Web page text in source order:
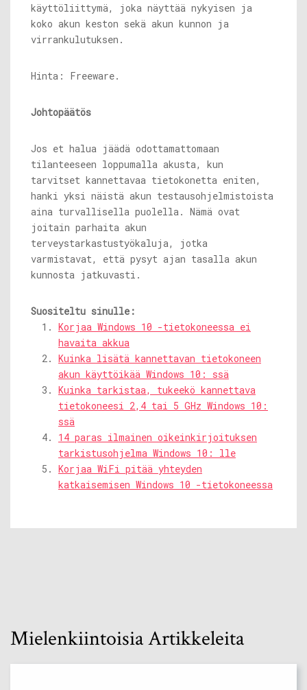
käyttöliittymä, joka näyttää nykyisen ja
koko akun keston sekä akun kunnon ja
virrankulutuksen.
Hinta: Freeware.
Johtopäätös
Jos et halua jäädä odottamattomaan
tilanteeseen loppumalla akusta, kun
tarvitset kannettavaa tietokonetta eniten,
hanki yksi näistä akun testausohjelmistoista
aina turvallisella puolella. Nämä ovat
joitain parhaita akun
terveystarkastustyökaluja, jotka
varmistavat, että pysyt ajan tasalla akun
kunnosta jatkuvasti.
Suositeltu sinulle:
Korjaa Windows 10 -tietokoneessa ei
havaita akkua
Kuinka lisätä kannettavan tietokoneen
akun käyttöikää Windows 10: ssä
Kuinka tarkistaa, tukeekö kannettava
tietokoneesi 2,4 tai 5 GHz Windows 10:
ssä
14 paras ilmainen oikeinkirjoituksen
tarkistusohjelma Windows 10: lle
Korjaa WiFi pitää yhteyden
katkaisemisen Windows 10 -tietokoneessa
Mielenkiintoisia Artikkeleita